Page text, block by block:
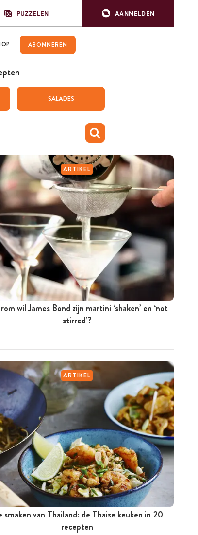
PUZZELEN AANMELDEN
ABONNEREN
SALADES
ARTIKEL
wil James Bond zijn martini ‘shaken’ en ‘not
stirred’?
ARTIKEL
smaken van Thailand: de Thaise keuken in 20
recepten